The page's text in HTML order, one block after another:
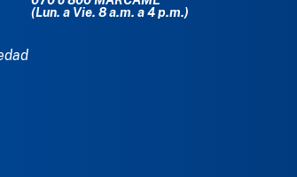
(Lun. a Vie. 8 a.m. a 4 p.m.)